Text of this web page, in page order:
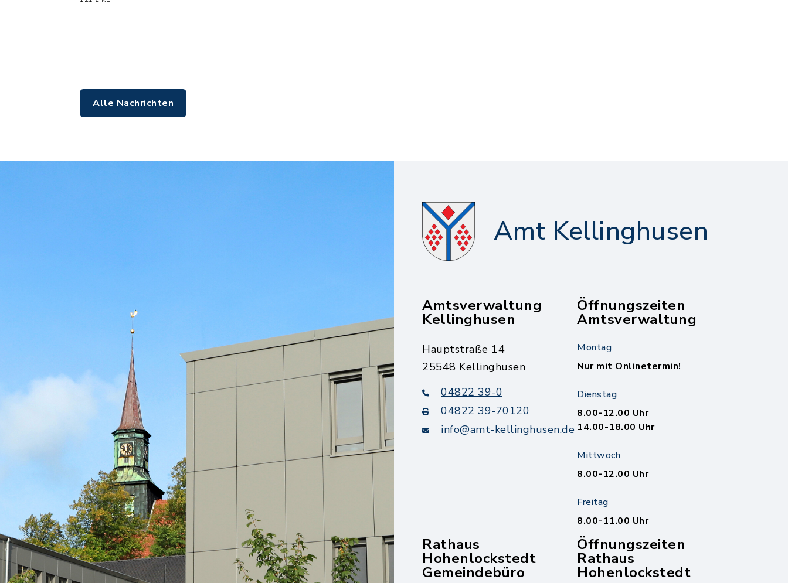
Alle Nachrichten
Amt Kellinghusen
Amtsverwaltung
Kellinghusen
Hauptstraße 14
25548 Kellinghusen
04822 39-0
04822 39-70120
info@amt-kellinghusen.de
Öffnungszeiten
Amtsverwaltung
Montag
Nur mit Onlinetermin!
Dienstag
8.00-12.00 Uhr
14.00-18.00 Uhr
Mittwoch
8.00-12.00 Uhr
Freitag
8.00-11.00 Uhr
Rathaus
Hohenlockstedt
Gemeindebüro
Öffnungszeiten
Rathaus
Hohenlockstedt